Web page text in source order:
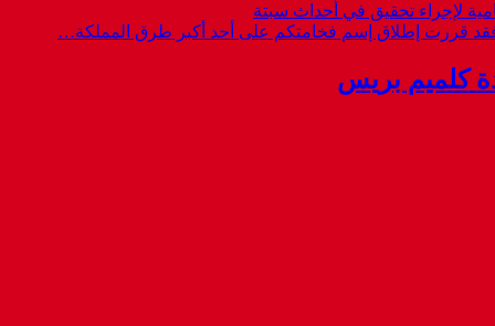
لإجراء تحقيق في أحداث سبتة
قررت إطلاق إسم فخامتكم على أحد أكبر طرق المملكة…
كلميم بريس